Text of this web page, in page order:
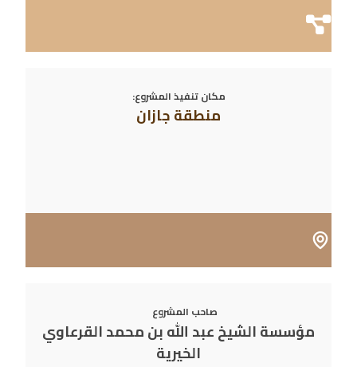
مكان تنفيذ المشروع:
منطقة جازان
صاحب المشروع
مؤسسة الشيخ عبد الله بن محمد القرعاوي
الخيرية